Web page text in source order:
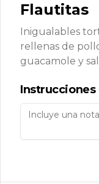
Instagram
Facebook
Mi cuenta
Iniciar sesión
Flautitas
Inigualables
rellenas de
guacamole y
Instrucciones